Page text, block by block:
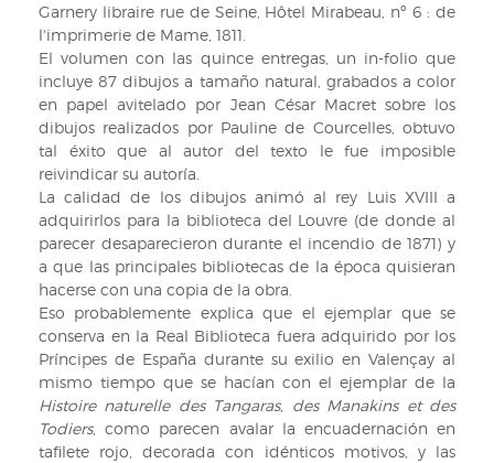
Garnery libraire rue de Seine, Hôtel Mirabeau, nº 6 : de
l'imprimerie de Mame, 1811.
El volumen con las quince entregas, un in-folio que
incluye 87 dibujos a tamaño natural, grabados a color
en papel avitelado por Jean César Macret sobre los
dibujos realizados por Pauline de Courcelles, obtuvo
tal éxito que al autor del texto le fue imposible
reivindicar su autoría.
La calidad de los dibujos animó al rey Luis XVIII a
adquirirlos para la biblioteca del Louvre (de donde al
parecer desaparecieron durante el incendio de 1871) y
a que las principales bibliotecas de la época quisieran
hacerse con una copia de la obra.
Eso probablemente explica que el ejemplar que se
conserva en la Real Biblioteca fuera adquirido por los
Príncipes de España durante su exilio en Valençay al
mismo tiempo que se hacían con el ejemplar de la
Histoire naturelle des Tangaras, des Manakins et des
Todiers, como parecen avalar la encuadernación en
tafilete rojo, decorada con idénticos motivos, y las